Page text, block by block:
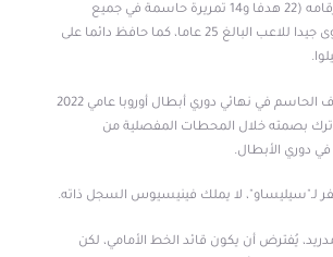
ورغم ذلك، تُظهر أرقامه (22 هدفا و14 تمريرة حاسمة في جميع
المسابقات) مستوى جيدا للاعب البالغ 25 عاما، كما حافظ دائما على
غير أن صاحب الهدف الحاسم في نهائي دوري أبطال أوروبا عامي 2022
في ترك بصمته خلال المحطات المفصلية من
دوري الأبطال.
لـ"سيليساو"، لا يملك فينيسيوس السجل ذاته.
يُفترض أن يكون قائد الخط الأمامي، لكن